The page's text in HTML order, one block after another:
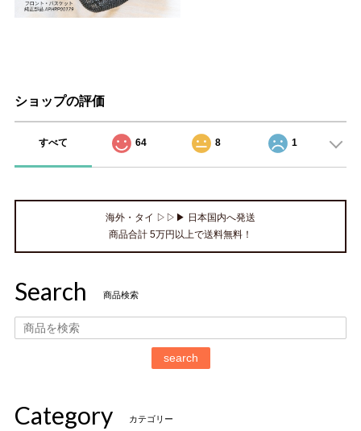
ショップの評価
すべて 64 8 1
海外・タイ ▷▷▶ 日本国内へ発送
商品合計 5万円以上で送料無料！
Search 商品検索
search
Category カテゴリー